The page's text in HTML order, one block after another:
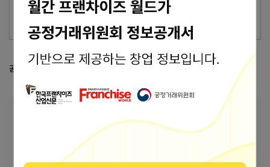
공정거래위원회 등록 정보
(주)푸디안
21359 인천광역시 부평구 부평대로98번길 35
205호